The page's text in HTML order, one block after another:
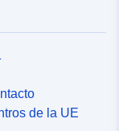
de la UE